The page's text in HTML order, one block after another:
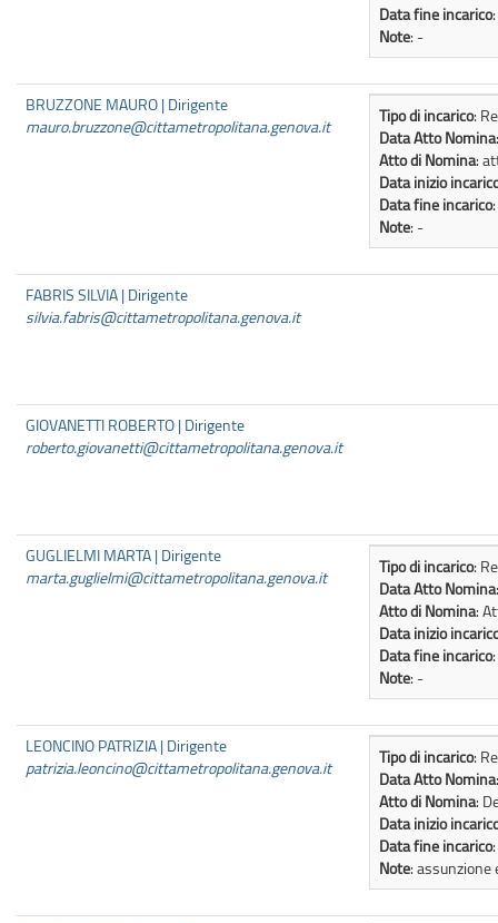
Data fine incarico:
Note: -
BRUZZONE MAURO | Dirigente
mauro.bruzzone@cittametropolitana.genova.it
Tipo di incarico:
Data Atto Nomina
Atto di Nomina:
Data inizio
Data fine incarico:
Note: -
FABRIS SILVIA | Dirigente
silvia.fabris@cittametropolitana.genova.it
GIOVANETTI ROBERTO | Dirigente
roberto.giovanetti@cittametropolitana.genova.it
GUGLIELMI MARTA | Dirigente
marta.guglielmi@cittametropolitana.genova.it
Tipo di incarico:
Data Atto Nomina
Atto di Nomina:
Data inizio
Data fine incarico:
Note: -
LEONCINO PATRIZIA | Dirigente
patrizia.leoncino@cittametropolitana.genova.it
Tipo di incarico:
Data Atto Nomina
Atto di Nomina:
Data inizio
Data fine incarico:
Note: